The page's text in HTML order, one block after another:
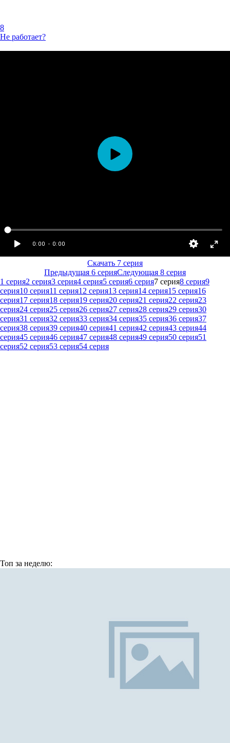
8
Не работает?
Скачать 7 серия
Предыдущая 6 серияСледующая 8 серия
1 серия2 серия3 серия4 серия5 серия6 серия7 серия8 серия9
серия10 серия11 серия12 серия13 серия14 серия15 серия16
серия17 серия18 серия19 серия20 серия21 серия22 серия23
серия24 серия25 серия26 серия27 серия28 серия29 серия30
серия31 серия32 серия33 серия34 серия35 серия36 серия37
серия38 серия39 серия40 серия41 серия42 серия43 серия44
серия45 серия46 серия47 серия48 серия49 серия50 серия51
серия52 серия53 серия54 серия
Топ за неделю: